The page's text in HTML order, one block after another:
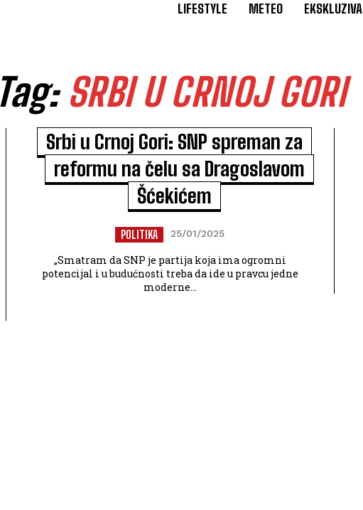
LIFESTYLE METEO EKSKLUZIVA
Tag: SRBI U CRNOJ GORI
Srbi u Crnoj Gori: SNP spreman za
reformu na čelu sa Dragoslavom
Šćekićem
POLITIKA 25/01/2025
„Smatram da SNP je partija koja ima ogromni
potencijal i u budućnosti treba da ide u pravcu jedne
moderne...